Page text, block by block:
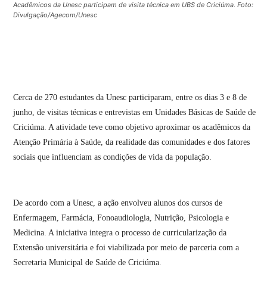
Acadêmicos da Unesc participam de visita técnica em UBS de Criciúma. Foto:
Divulgação/Agecom/Unesc
Cerca de 270 estudantes da Unesc participaram, entre os dias 3 e 8 de
junho, de visitas técnicas e entrevistas em Unidades Básicas de Saúde de
Criciúma. A atividade teve como objetivo aproximar os acadêmicos da
Atenção Primária à Saúde, da realidade das comunidades e dos fatores
sociais que influenciam as condições de vida da população.
De acordo com a Unesc, a ação envolveu alunos dos cursos de
Enfermagem, Farmácia, Fonoaudiologia, Nutrição, Psicologia e
Medicina. A iniciativa integra o processo de curricularização da
Extensão universitária e foi viabilizada por meio de parceria com a
Secretaria Municipal de Saúde de Criciúma.